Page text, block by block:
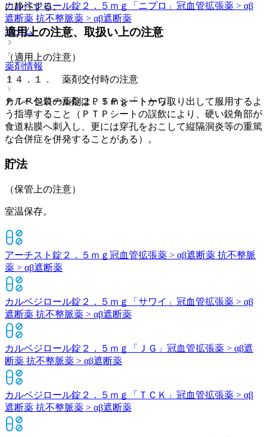
カルベジロール錠２．５ｍｇ「ニプロ」 冠血管拡張薬 > αβ
遮断薬 抗不整脈薬 > αβ遮断薬
ホーム
薬剤情報
カルベジロール錠２．５ｍｇ「トーワ」
に静注する。
適用上の注意、取扱い上の注意
（適用上の注意）
１４．１． 薬剤交付時の注意
ＰＴＰ包装の薬剤はＰＴＰシートから取り出して服用するよ
う指導すること（ＰＴＰシートの誤飲により、硬い鋭角部が
食道粘膜へ刺入し、更には穿孔をおこして縦隔洞炎等の重篤
な合併症を併発することがある）。
貯法
（保管上の注意）
室温保存。
アーチスト錠２．５ｍｇ 冠血管拡張薬 > αβ遮断薬 抗不整脈
薬 > αβ遮断薬
カルベジロール錠２．５ｍｇ「サワイ」 冠血管拡張薬 > αβ
遮断薬 抗不整脈薬 > αβ遮断薬
カルベジロール錠２．５ｍｇ「ＪＧ」 冠血管拡張薬 > αβ遮
断薬 抗不整脈薬 > αβ遮断薬
カルベジロール錠２．５ｍｇ「ＴＣＫ」 冠血管拡張薬 > αβ
遮断薬 抗不整脈薬 > αβ遮断薬